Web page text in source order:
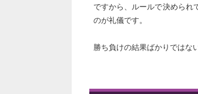
ですから、ルールで決められ
のが礼儀です。
勝ち負けの結果ばかりではな